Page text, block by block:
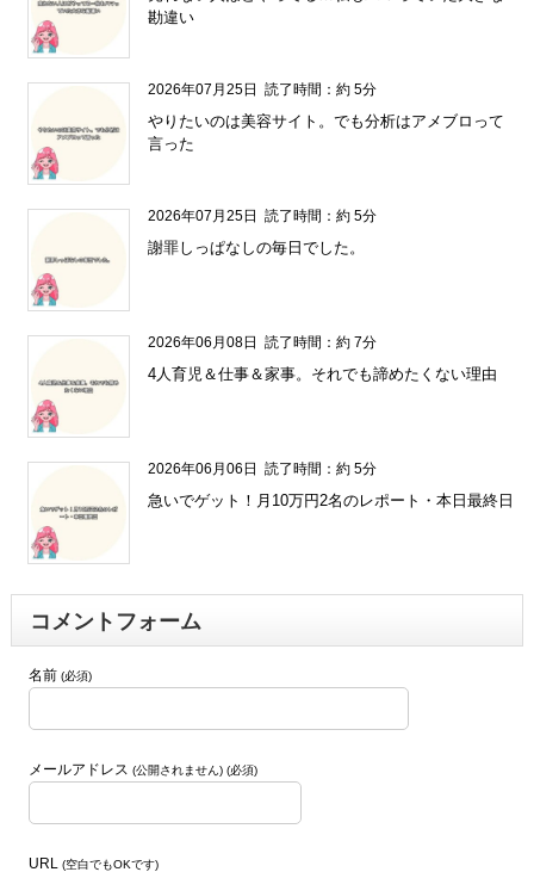
勘違い
2026年07月25日 読了時間：約 5分
やりたいのは美容サイト。でも分析はアメブロって
言った
2026年07月25日 読了時間：約 5分
謝罪しっぱなしの毎日でした。
2026年06月08日 読了時間：約 7分
4人育児＆仕事＆家事。それでも諦めたくない理由
2026年06月06日 読了時間：約 5分
急いでゲット！月10万円2名のレポート・本日最終日
コメントフォーム
名前 (必須)
メールアドレス (公開されません) (必須)
URL (空白でもOKです)